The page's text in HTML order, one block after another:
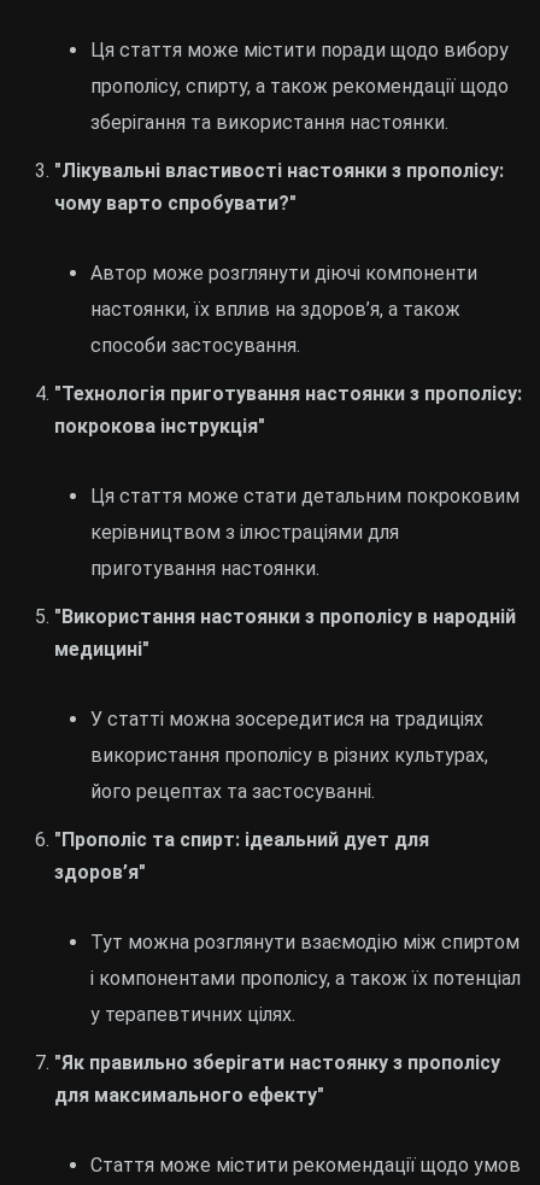
Ця стаття може містити поради щодо вибору
прополісу, спирту, а також рекомендації щодо
зберігання та використання настоянки.
"Лікувальні властивості настоянки з прополісу:
чому варто спробувати?"
Автор може розглянути діючі компоненти
настоянки, їх вплив на здоров’я, а також
способи застосування.
"Технологія приготування настоянки з прополісу:
покрокова інструкція"
Ця стаття може стати детальним покроковим
керівництвом з ілюстраціями для
приготування настоянки.
"Використання настоянки з прополісу в народній
медицині"
У статті можна зосередитися на традиціях
використання прополісу в різних культурах,
його рецептах та застосуванні.
"Прополіс та спирт: ідеальний дует для
здоров’я"
Тут можна розглянути взаємодію між спиртом
і компонентами прополісу, а також їх потенціал
у терапевтичних цілях.
"Як правильно зберігати настоянку з прополісу
для максимального ефекту"
Стаття може містити рекомендації щодо умов